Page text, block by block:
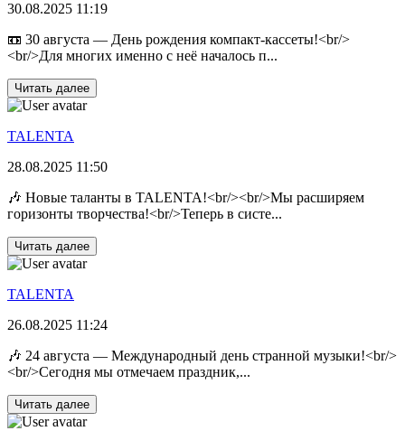
30.08.2025 11:19
📼 30 августа — День рождения компакт-кассеты!<br/>
<br/>Для многих именно с неё началось п...
Читать далее
TALENTA
28.08.2025 11:50
🎶 Новые таланты в TALENTA!<br/><br/>Мы расширяем
горизонты творчества!<br/>Теперь в систе...
Читать далее
TALENTA
26.08.2025 11:24
🎶 24 августа — Международный день странной музыки!<br/>
<br/>Сегодня мы отмечаем праздник,...
Читать далее